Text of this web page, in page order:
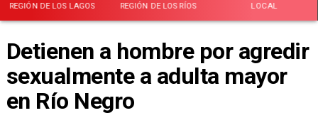
REGIÓN DE LOS LAGOS REGIÓN DE LOS RÍOS LOCAL
Detienen a hombre por agredir
sexualmente a adulta mayor
en Río Negro